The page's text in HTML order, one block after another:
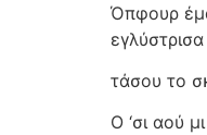
Όπφουρ
τάσου το
Ο ‘σι αού